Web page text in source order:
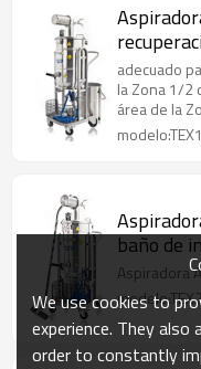
adecuado
la Zona 1/2
área de la
baño de
Aspiradora
We use cookies to
experience. They
order to constantly